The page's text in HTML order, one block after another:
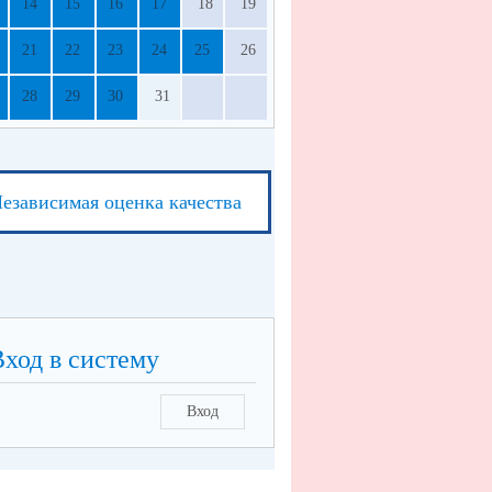
14 15 16 17 18 19
21 22 23 24 25 26
28 29 30 31
оценка качества
в систему
Вход